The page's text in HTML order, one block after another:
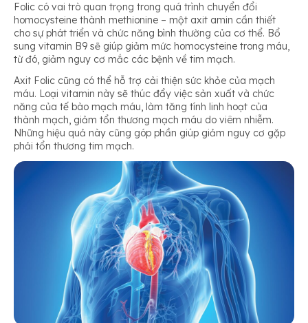
Folic có vai trò quan trọng trong quá trình chuyển đổi
homocysteine thành methionine – một axit amin cần thiết
cho sự phát triển và chức năng bình thường của cơ thể. Bổ
sung vitamin B9 sẽ giúp giảm mức homocysteine trong máu,
từ đó, giảm nguy cơ mắc các bệnh về tim mạch.
Axit Folic cũng có thể hỗ trợ cải thiện sức khỏe của mạch
máu. Loại vitamin này sẽ thúc đẩy việc sản xuất và chức
năng của tế bào mạch máu, làm tăng tính linh hoạt của
thành mạch, giảm tổn thương mạch máu do viêm nhiễm.
Những hiệu quả này cũng góp phần giúp giảm nguy cơ gặp
phải tổn thương tim mạch.